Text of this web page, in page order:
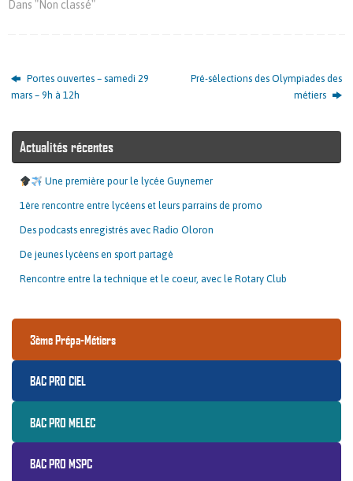
Dans "Non classé"
Portes ouvertes – samedi 29
mars – 9h à 12h
Pré-sélections des Olympiades des
métiers
Actualités récentes
Une première pour le lycée Guynemer
1ère rencontre entre lycéens et leurs parrains de promo
Des podcasts enregistrés avec Radio Oloron
De jeunes lycéens en sport partagé
Rencontre entre la technique et le coeur, avec le Rotary Club
3ème Prépa-Métiers
BAC PRO CIEL
BAC PRO MELEC
BAC PRO MSPC